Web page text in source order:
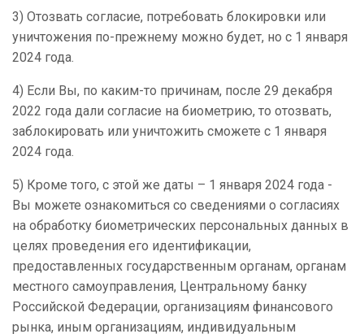
3) Отозвать согласие, потребовать блокировки или
уничтожения по-прежнему можно будет, но с 1 января
2024 года.
4) Если Вы, по каким-то причинам, после 29 декабря
2022 года дали согласие на биометрию, то отозвать,
заблокировать или уничтожить сможете с 1 января
2024 года.
5) Кроме того, с этой же даты – 1 января 2024 года -
Вы можете ознакомиться со сведениями о согласиях
на обработку биометрических персональных данных в
целях проведения его идентификации,
предоставленных государственным органам, органам
местного самоуправления, Центральному банку
Российской Федерации, организациям финансового
рынка, иным организациям, индивидуальным